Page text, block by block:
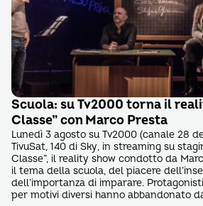
Scuola: su Tv2000 torna il
Classe” con Marco Presta
Lunedì 3 agosto su Tv2000 (canale 28
TivuSat, 140 di Sky, in streaming su
Classe”, il reality show condotto da
il tema della scuola, del piacere
dell’importanza di imparare.
per motivi diversi hanno abbandonato